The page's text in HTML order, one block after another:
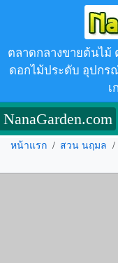
ตลาดกลางขายต้นไม้
ดอกไม้ประดับ อุปกร
เ
NanaGarden.com
หน้าแรก / สวน นฤมล /